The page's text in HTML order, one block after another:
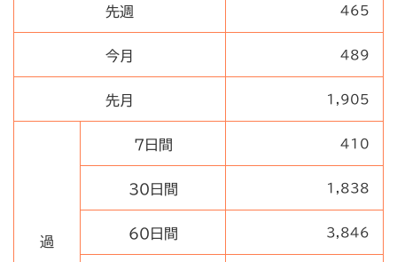
先週 465
今月 489
先月 1,905
過
7日間 410
30日間 1,838
60日間 3,846